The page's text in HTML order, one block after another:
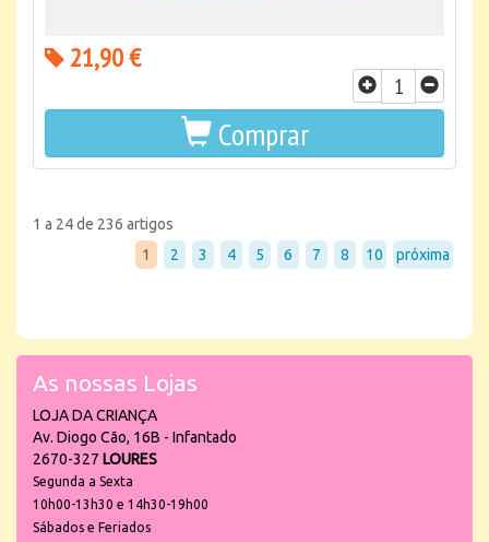
21,90 €
Comprar
1 a 24 de 236 artigos
1
2 3 4 5 6 7 8 10 próxima
As nossas Lojas
LOJA DA CRIANÇA
Av. Diogo Cão, 16B - Infantado
2670-327 LOURES
Segunda a Sexta
10h00-13h30 e 14h30-19h00
Sábados e Feriados